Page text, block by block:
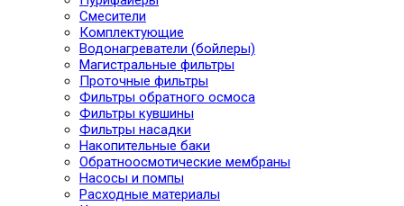
Смесители
Комплектующие
Водонагреватели (бойлеры)
Магистральные фильтры
Проточные фильтры
Фильтры обратного осмоса
Фильтры кувшины
Фильтры насадки
Накопительные баки
Обратноосмотические мембраны
Насосы и помпы
Расходные материалы